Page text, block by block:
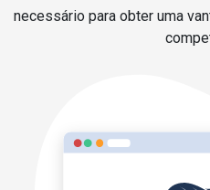
necessário para obter uma